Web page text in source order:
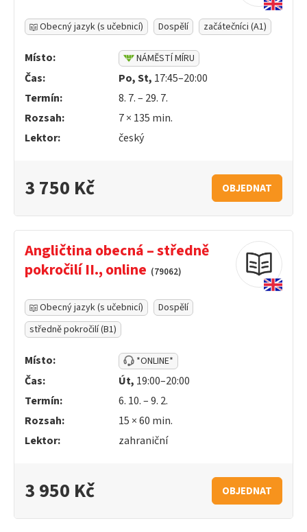
Obecný jazyk (s učebnicí) Dospělí začátečníci (A1)
Místo: NÁMĚSTÍ MÍRU
Čas: Po, St, 17:45–20:00
Termín:
8. 7. – 29. 7.
Rozsah:
7 × 135 min.
Lektor:
český
3 750 Kč OBJEDNAT
Angličtina obecná – středně
pokročilí II., online (79062)
Obecný jazyk (s učebnicí)
Dospělí
středně pokročilí (B1)
Místo: *ONLINE*
Čas: Út, 19:00–20:00
Termín:
6. 10. – 9. 2.
Rozsah:
15 ×60 min.
Lektor:
zahraniční
3 950 Kč OBJEDNAT